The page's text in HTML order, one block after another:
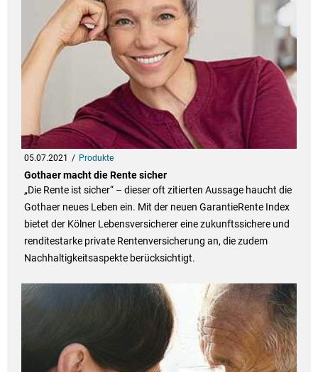
05.07.2021 Produkte
Gothaer macht die Rente sicher
„Die Rente ist sicher“ – dieser oft zitierten Aussage haucht die
Gothaer neues Leben ein. Mit der neuen GarantieRente Index
bietet der Kölner Lebensversicherer eine zukunftssichere und
renditestarke private Rentenversicherung an, die zudem
Nachhaltigkeitsaspekte berücksichtigt.